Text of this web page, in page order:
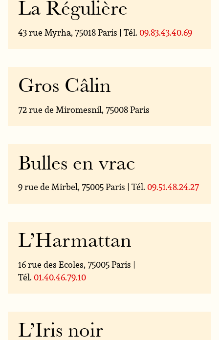
La Régulière
43 rue Myrha, 75018 Paris | Tél. 09.83.43.40.69
Gros Câlin
72 rue de Miromesnil, 75008 Paris
Bulles en vrac
9 rue de Mirbel, 75005 Paris | Tél. 09.51.48.24.27
L’Harmattan
16 rue des Ecoles, 75005 Paris |
Tél. 01.40.46.79.10
L’Iris noir